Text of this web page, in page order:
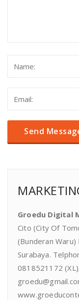
Groedu Digital
Cito (City Of
(Bunderan Waru)
Surabaya.
0818521172